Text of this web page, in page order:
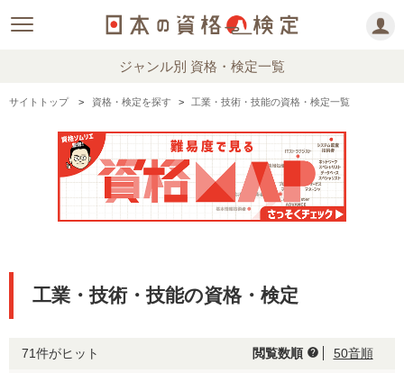
ジャンル別 資格・検定一覧
サイトトップ 資格・検定を探す 工業・技術・技能の資格・検定一覧
工業・技術・技能の資格・検定
71件がヒット 閲覧数順 help 50音順